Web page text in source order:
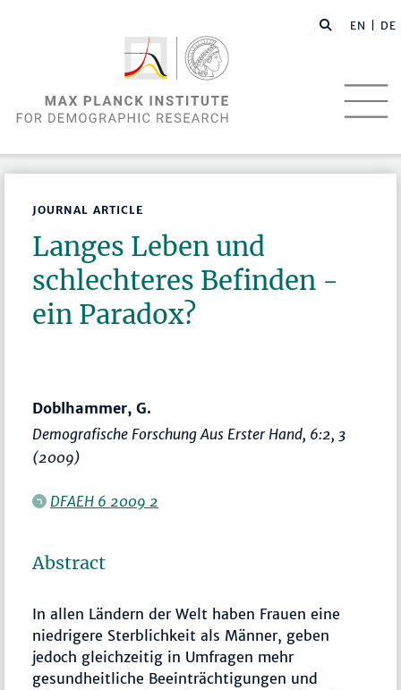
EN | DE
JOURNAL ARTICLE
Langes Leben und
schlechteres Befinden -
ein Paradox?
Doblhammer, G.
Demografische Forschung Aus Erster Hand, 6:2, 3
(2009)
DFAEH 6 2009 2
Abstract
In allen Ländern der Welt haben Frauen eine
niedrigere Sterblichkeit als Männer, geben
jedoch gleichzeitig in Umfragen mehr
gesundheitliche Beeinträchtigungen und